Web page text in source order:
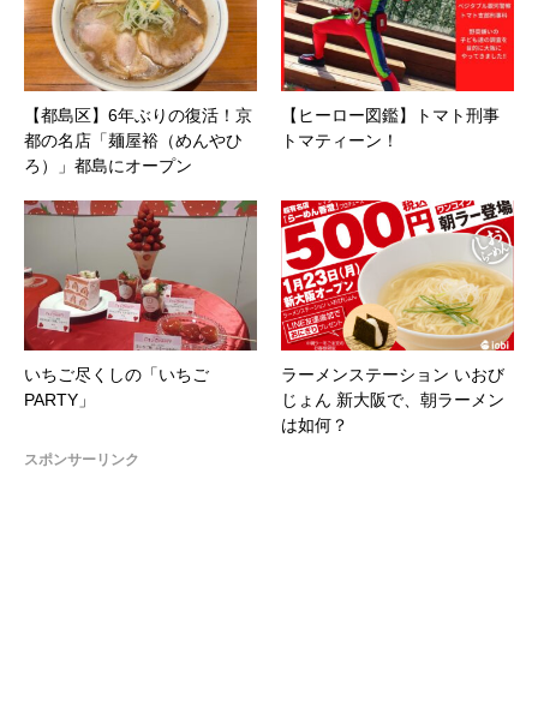
【都島区】6年ぶりの復活！京
都の名店「麺屋裕（めんやひ
ろ）」都島にオープン
【ヒーロー図鑑】トマト刑事
トマティーン！
いちご尽くしの「いちご
PARTY」
ラーメンステーション いおび
じょん 新大阪で、朝ラーメン
は如何？
スポンサーリンク